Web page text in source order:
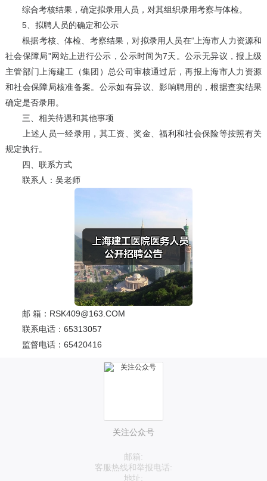
综合考核结果，确定拟录用人员，对其组织录用考察与体检。
5、拟聘人员的确定和公示
根据考核、体检、考察结果，对拟录用人员在“上海市人力资源和
社会保障局”网站上进行公示，公示时间为7天。公示无异议，报上级
主管部门上海建工（集团）总公司审核通过后，再报上海市人力资源
和社会保障局核准备案。公示如有异议、影响聘用的，根据查实结果
确定是否录用。
三、相关待遇和其他事项
上述人员一经录用，其工资、奖金、福利和社会保险等按照有关
规定执行。
四、联系方式
联系人：吴老师
邮 箱：RSK409@163.COM
联系电话：65313057
监督电话：65420416
关注公众号
邮箱:
客服热线和举报电话:
地址: